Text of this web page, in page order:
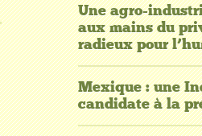
Une agro-
aux mains du
radieux pour
Mexique : une
candidate à la